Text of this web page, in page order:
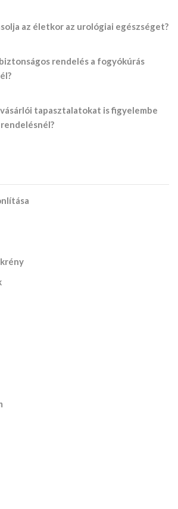
az életkor az urológiai egészséget?
rendelés a fogyókúrás
tapasztalatokat is figyelembe